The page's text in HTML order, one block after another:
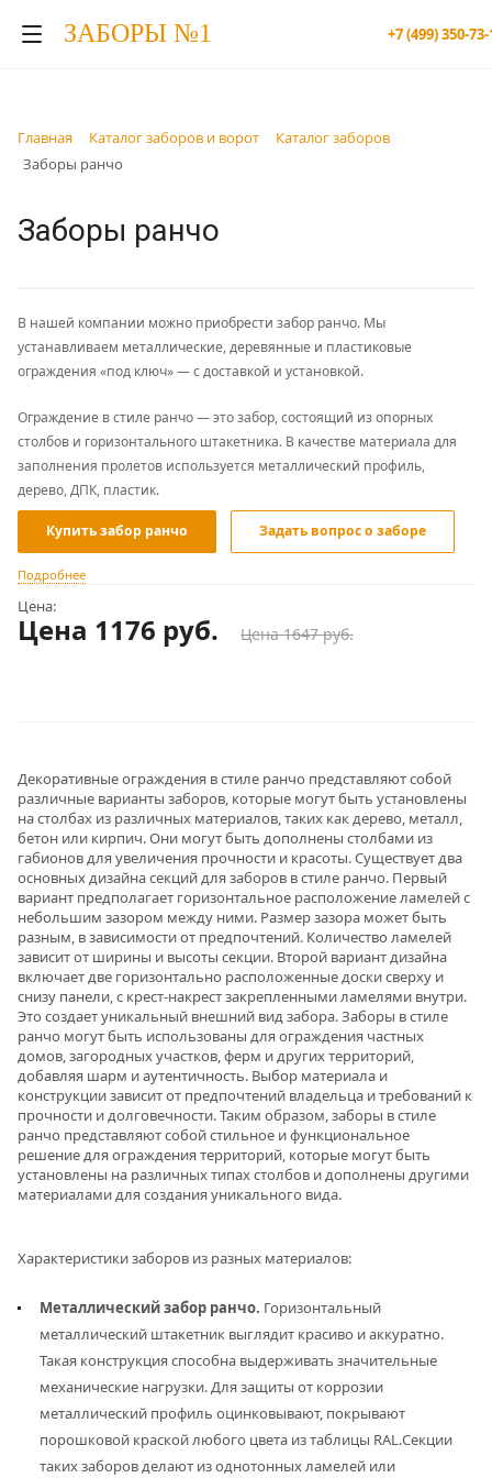
ЗАБОРЫ №1 +7 (499) 350-
Главная Каталог заборов и ворот
Каталог заборов
Заборы ранчо
Заборы ранчо
В нашей компании можно приобрести забор ранчо. Мы
устанавливаем металлические, деревянные и пластиковые
ограждения «под ключ» — с доставкой и установкой.
Ограждение в стиле ранчо — это забор, состоящий из опорных
столбов и горизонтального штакетника. В качестве материала для
заполнения пролетов используется металлический профиль,
дерево, ДПК, пластик.
Купить забор ранчо Задать вопрос о заборе
Подробнее
Цена:
Цена 1176 руб. Цена 1647 руб.
Декоративные ограждения в стиле ранчо представляют собой
различные варианты заборов, которые могут быть установлены
на столбах из различных материалов, таких как дерево, металл,
бетон или кирпич. Они могут быть дополнены столбами из
габионов для увеличения прочности и красоты. Существует два
основных дизайна секций для заборов в стиле ранчо. Первый
вариант предполагает горизонтальное расположение ламелей с
небольшим зазором между ними. Размер зазора может быть
разным, в зависимости от предпочтений. Количество ламелей
зависит от ширины и высоты секции. Второй вариант дизайна
включает две горизонтально расположенные доски сверху и
снизу панели, с крест-накрест закрепленными ламелями внутри.
Это создает уникальный внешний вид забора. Заборы в стиле
ранчо могут быть использованы для ограждения частных
домов, загородных участков, ферм и других территорий,
добавляя шарм и аутентичность. Выбор материала и
конструкции зависит от предпочтений владельца и требований к
прочности и долговечности. Таким образом, заборы в стиле
ранчо представляют собой стильное и функциональное
решение для ограждения территорий, которые могут быть
установлены на различных типах столбов и дополнены другими
материалами для создания уникального вида.
Характеристики заборов из разных материалов:
Металлический забор ранчо. Горизонтальный
металлический штакетник выглядит красиво и аккуратно.
Такая конструкция способна выдерживать значительные
механические нагрузки. Для защиты от коррозии
металлический профиль оцинковывают, покрывают
порошковой краской любого цвета из таблицы RAL.Секции
таких заборов делают из однотонных ламелей или